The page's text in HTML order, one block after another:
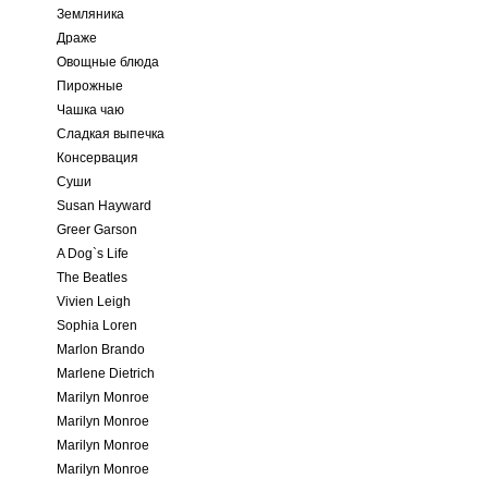
Земляника
Драже
Овощные блюда
Пирожные
Чашка чаю
Сладкая выпечка
Консервация
Суши
Susan Hayward
Greer Garson
A Dog`s Life
The Beatles
Vivien Leigh
Sophia Loren
Marlon Brando
Marlene Dietrich
Marilyn Monroe
Marilyn Monroe
Marilyn Monroe
Marilyn Monroe